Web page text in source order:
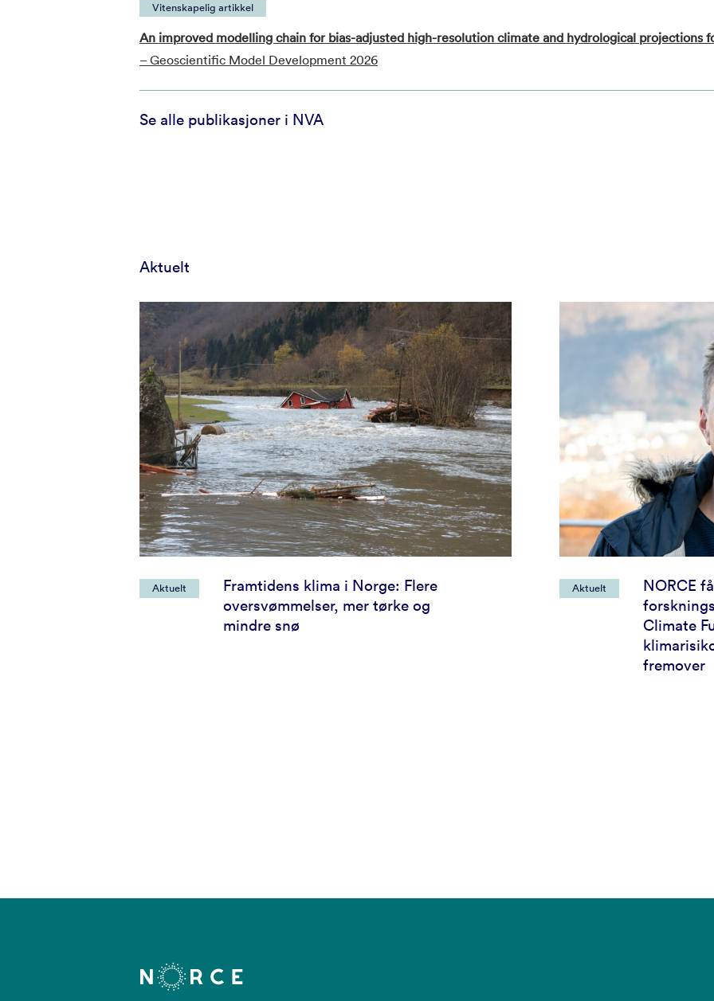
Vitenskapelig artikkel
An improved modelling chain for bias-adjusted high-resolution climate and hydrological projections
– Geoscientific Model Development 2026
Se alle publikasjoner i NVA
Aktuelt
Aktuelt
Framtidens klima i Norge: Flere
oversvømmelser, mer tørke og
mindre snø
Aktuelt
NORCE
Climate
fremover